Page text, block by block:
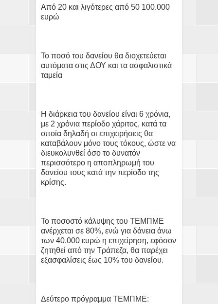
Από 20 και λιγότερες από 50 100.000
ευρώ
Το ποσό του δανείου θα διοχετεύεται
αυτόματα στις ΔΟΥ και τα ασφαλιστικά
ταμεία
Η διάρκεια του δανείου είναι 6 χρόνια,
με 2 χρόνια περίοδο χάριτος, κατά τα
οποία δηλαδή οι επιχειρήσεις θα
καταβάλουν μόνο τους τόκους, ώστε να
διευκολυνθεί όσο το δυνατόν
περισσότερο η αποπληρωμή του
δανείου τους κατά την περίοδο της
κρίσης.
Το ποσοστό κάλυψης του ΤΕΜΠΜΕ
ανέρχεται σε 80%, ενώ για δάνεια άνω
των 40.000 ευρώ η επιχείρηση, εφόσον
ζητηθεί από την Τράπεζα, θα παρέχει
εξασφαλίσεις έως 10% του δανείου.
Δεύτερο πρόγραμμα ΤΕΜΠΜΕ: